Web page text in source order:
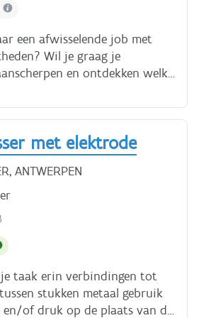
en je tempo (traject op maat).
kunnen ons contacteren
op maat.
een afwisselende job met
Wil je graag je
en ontdekken welke
unieke 3-daagse
deze week
van de operator en krijg
om verschillende operator
& Chemie: Ontdek
van kunststoffen en
met aandacht voor
Metaal- en
ontdek de innovatieve
& LEAN:
en ontdek hoe je processen
principes.Verwacht je aan
met elektrode
ANTWERPEN
je taak erin verbindingen tot
stukken metaal gebruik
of druk op de plaats van de